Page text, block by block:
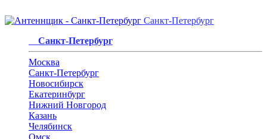
Санкт-Петербург
Санкт-Петербург
Москва
Санкт-Петербург
Новосибирск
Екатеринбург
Нижний Новгород
Казань
Челябинск
Омск